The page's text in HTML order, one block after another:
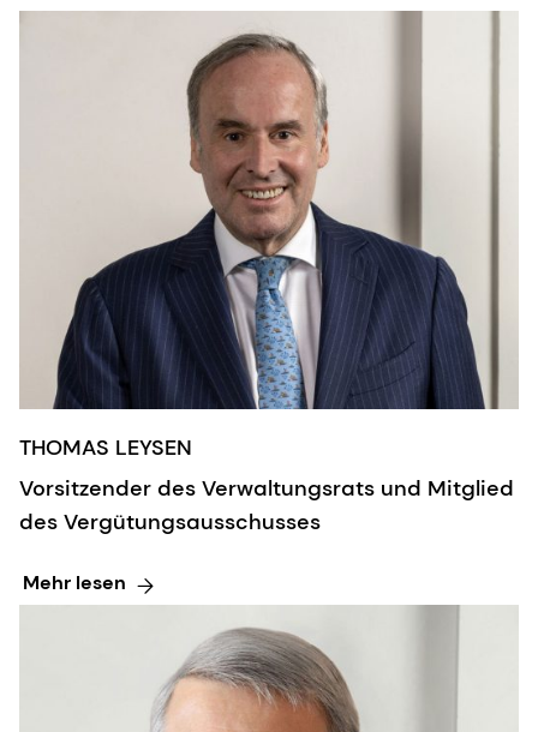
THOMAS LEYSEN
Vorsitzender des Verwaltungsrats und Mitglied
des Vergütungsausschusses
Mehr lesen